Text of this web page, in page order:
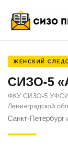
ЖЕНСКИЙ
СИЗО-5
ФКУ СИЗО-5 УФСИН
Ленинградской
Санкт-Петербург